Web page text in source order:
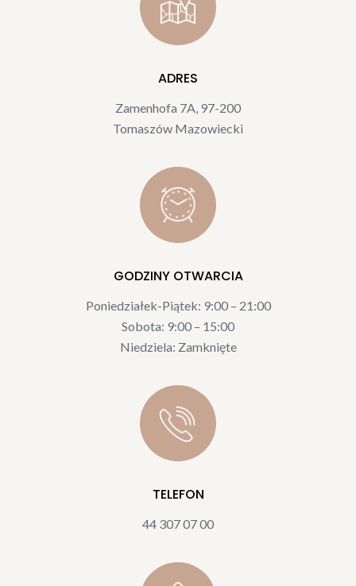
ADRES
Zamenhofa 7A, 97-200
Tomaszów Mazowiecki
GODZINY OTWARCIA
Poniedziałek-Piątek: 9:00 – 21:00
Sobota: 9:00 – 15:00
Niedziela: Zamknięte
TELEFON
44 307 07 00